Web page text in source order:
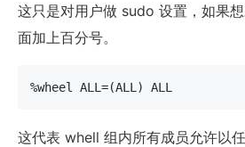
这只是对用户做 sudo 设置，如果
面加上百分号。
%wheel ALL=(ALL) ALL
这代表 whell 组内所有成员允许以